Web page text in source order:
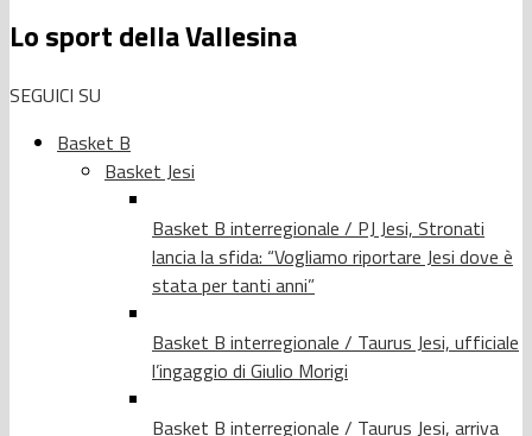
Lo sport della Vallesina
SEGUICI SU
Basket B
Basket Jesi
Basket B interregionale / PJ Jesi, Stronati
lancia la sfida: “Vogliamo riportare Jesi dove è
stata per tanti anni”
Basket B interregionale / Taurus Jesi, ufficiale
l’ingaggio di Giulio Morigi
Basket B interregionale / Taurus Jesi, arriva